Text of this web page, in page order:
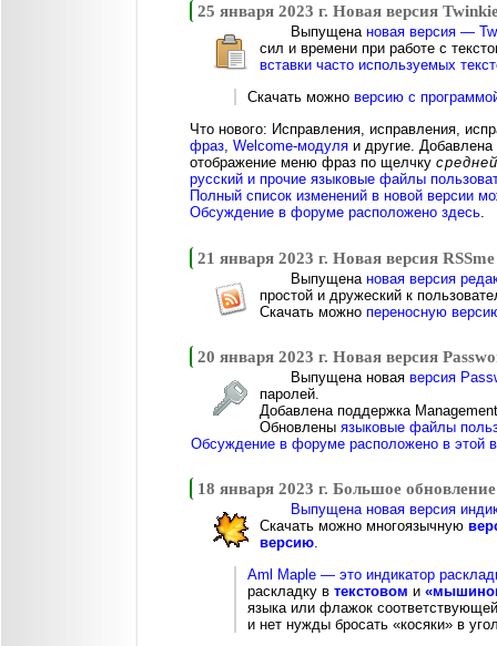
25 января 2023 г. Новая версия
Выпущена новая версия —
сил и времени при работе с
вставки часто используемых
Скачать можно версию с
Что нового: Исправления, исправления,
фраз Welcome-модуля и другие. Добавлена
отображение меню фраз по щелчку средней
русский и прочие языковые файлы
Полный список изменений в новой версии
Обсуждение в форуме расположено здесь
21 января 2023 г. Новая версия
Выпущена новая версия
простой и дружеский к
Скачать можно переносную
20 января 2023 г. Новая версия
Выпущена новая версия
паролей.
Добавлена поддержка
Обновлены языковые файлы
Обсуждение в форуме расположено в этой
18 января 2023 г. Большое
Выпущена новая версия
Скачать можно многоязычную
версию
Aml Maple — это индикатор
раскладку в текстовом и
языка или флажок
и нет нужды бросать «косяки» в